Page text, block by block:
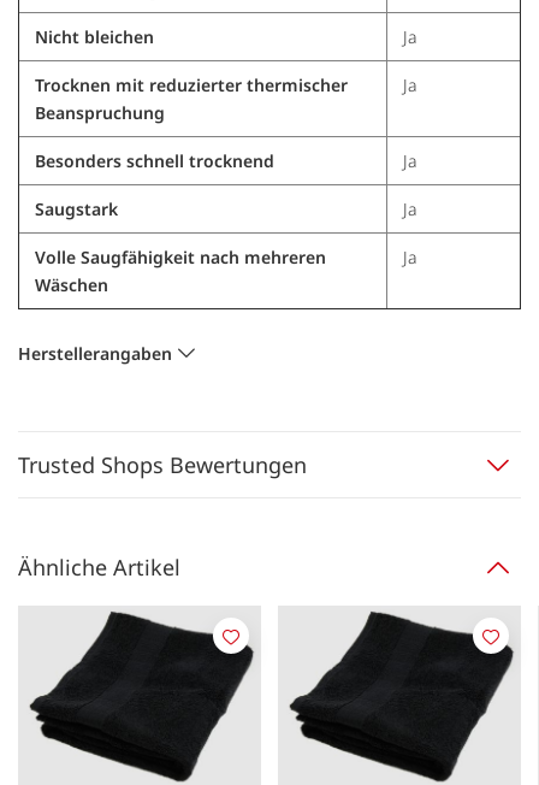
Nicht bleichen Ja
Trocknen mit reduzierter thermischer
Beanspruchung
Ja
Besonders schnell trocknend Ja
Saugstark Ja
Volle Saugfähigkeit nach mehreren
Wäschen
Ja
Herstellerangaben
Trusted Shops Bewertungen
Ähnliche Artikel
Merken